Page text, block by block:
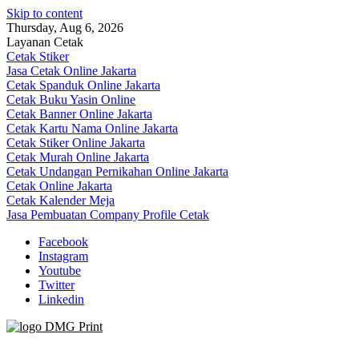
Skip to content
Thursday, Aug 6, 2026
Layanan Cetak
Cetak Stiker
Jasa Cetak Online Jakarta
Cetak Spanduk Online Jakarta
Cetak Buku Yasin Online
Cetak Banner Online Jakarta
Cetak Kartu Nama Online Jakarta
Cetak Stiker Online Jakarta
Cetak Murah Online Jakarta
Cetak Undangan Pernikahan Online Jakarta
Cetak Online Jakarta
Cetak Kalender Meja
Jasa Pembuatan Company Profile Cetak
Facebook
Instagram
Youtube
Twitter
Linkedin